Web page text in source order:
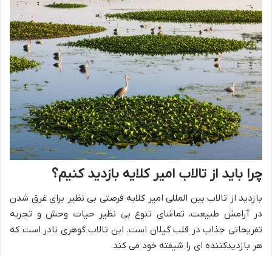
چرا باید از تالاب امیر کلایه بازدید کنیم؟
بازدید از تالاب بین المللی امیر کلایه فرصتی بی نظیر برای غرق شدن
در آرامش طبیعت، تماشای تنوع بی نظیر حیات وحش و تجربه
تفریحاتی جذاب در قلب گیلان است. این تالاب گوهری نادر است که
هر بازدیدکننده ای را شیفته خود می کند.